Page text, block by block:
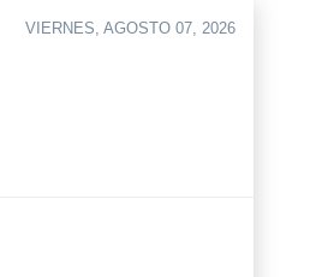
VIERNES, AGOSTO 07, 2026